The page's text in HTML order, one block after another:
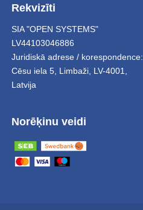
Rekvizīti
SIA "OPEN SYSTEMS"
LV44103046886
Juridiskā adrese / korespondence:
Cēsu iela 5, Limbaži, LV-4001,
Latvija
Norēķinu veidi